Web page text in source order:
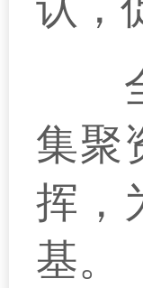
全
集聚
挥，
基。